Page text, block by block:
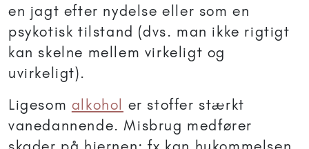
en jagt efter nydelse eller som en
psykotisk tilstand (dvs. man ikke rigtigt
kan skelne mellem virkeligt og
uvirkeligt).
Ligesom alkohol er stoffer stærkt
vanedannende. Misbrug medfører